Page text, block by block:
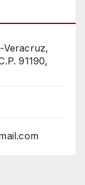
Veracruz,
91190,